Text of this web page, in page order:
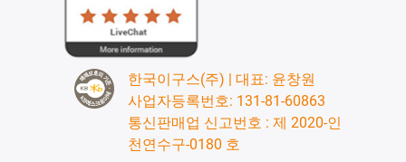
한국이구스(주) | 대표: 윤창원
사업자등록번호: 131-81-60863
통신판매업 신고번호 : 제 2020-인
천연수구-0180 호